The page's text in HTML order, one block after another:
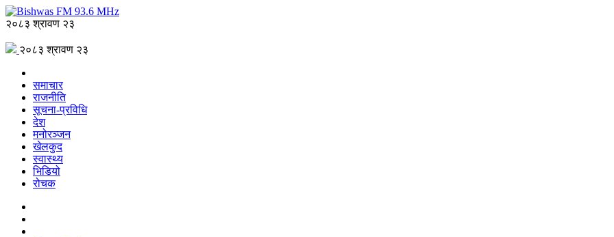
२०८३ श्रावण २३
२०८३ श्रावण २३
समाचार
राजनीति
सूचना-प्रविधि
देश
मनोरञ्जन
खेलकुद
स्वास्थ्य
भिडियो
रोचक